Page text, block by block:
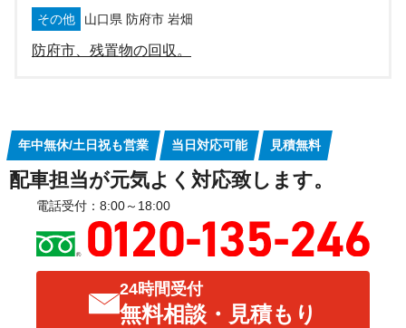
その他 山口県 防府市 岩畑
防府市、残置物の回収。
年中無休/土日祝も営業 当日対応可能 見積無料
配車担当が元気よく対応致します。
電話受付：8:00～18:00
24時間受付
無料相談・見積もり